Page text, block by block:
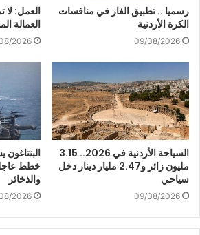
رسميا .. تطبيق الفار في منافسات
الكرة الأردنية
09/08/2026
العمل: لا
العمالة
2026
السياحة الأردنية في 2026.. 3.15
مليون زائر و2.47 مليار دينار دخل
سياحي
09/08/2026
خطط
والذخائر
2026